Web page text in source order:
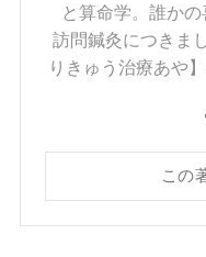
と算命学。誰か
訪問鍼灸につきま
りきゅう治療あや
この